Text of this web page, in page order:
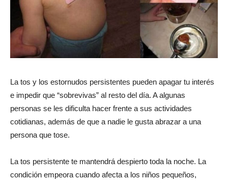
La tos y los estornudos persistentes pueden apagar tu interés
e impedir que “sobrevivas” al resto del día. A algunas
personas se les dificulta hacer frente a sus actividades
cotidianas, además de que a nadie le gusta abrazar a una
persona que tose.
La tos persistente te mantendrá despierto toda la noche. La
condición empeora cuando afecta a los niños pequeños,